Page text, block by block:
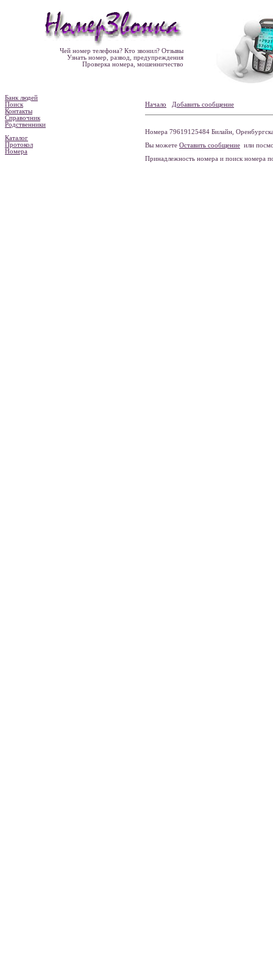
Чей номер телефона? Кто звонил? Отзывы
Узнать номер, развод, предупреждения
Проверка номера, мошенничество
Банк людей
Поиск
Контакты
Справочник
Родственники
Каталог
Протокол
Номера
Начало Добавить сообщение
Номера 79619125484 Билайн,
Вы можете Оставить сообщение или
Принадлежность номера и поиск номера